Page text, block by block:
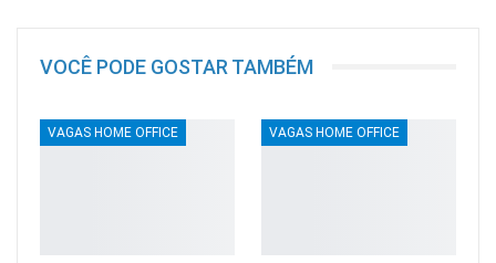
VOCÊ PODE GOSTAR TAMBÉM
VAGAS HOME OFFICE VAGAS HOME OFFICE